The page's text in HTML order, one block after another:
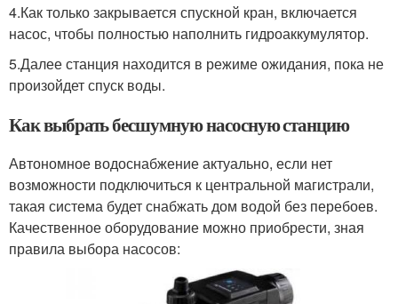
4.Как только закрывается спускной кран, включается
насос, чтобы полностью наполнить гидроаккумулятор.
5.Далее станция находится в режиме ожидания, пока не
произойдет спуск воды.
Как выбрать бесшумную насосную станцию
Автономное водоснабжение актуально, если нет
возможности подключиться к центральной магистрали,
такая система будет снабжать дом водой без перебоев.
Качественное оборудование можно приобрести, зная
правила выбора насосов: